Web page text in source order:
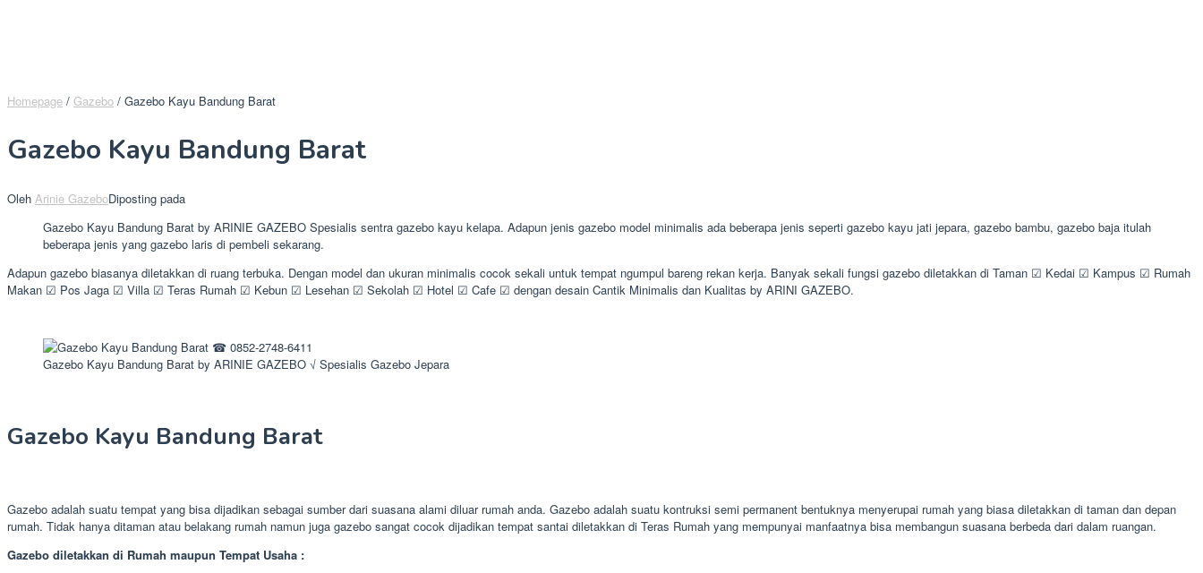
Homepage / Gazebo / Gazebo Kayu Bandung Barat
Gazebo Kayu Bandung Barat
Oleh Arinie GazeboDiposting pada
Gazebo Kayu Bandung Barat by ARINIE GAZEBO Spesialis sentra gazebo kayu kelapa. Adapun jenis gazebo model minimalis ada beberapa jenis seperti gazebo kayu jati jepara, gazebo bambu, gazebo baja itulah
beberapa jenis yang gazebo laris di pembeli sekarang.
Adapun gazebo biasanya diletakkan di ruang terbuka. Dengan model dan ukuran minimalis cocok sekali untuk tempat ngumpul bareng rekan kerja. Banyak sekali fungsi gazebo diletakkan di Taman ☑ Kedai ☑ Kampus ☑ Rumah
Makan ☑ Pos Jaga ☑ Villa ☑ Teras Rumah ☑ Kebun ☑ Lesehan ☑ Sekolah ☑ Hotel ☑ Cafe ☑ dengan desain Cantik Minimalis dan Kualitas by ARINI GAZEBO.
Gazebo Kayu Bandung Barat by ARINIE GAZEBO √ Spesialis Gazebo Jepara
Gazebo Kayu Bandung Barat
Gazebo adalah suatu tempat yang bisa dijadikan sebagai sumber dari suasana alami diluar rumah anda. Gazebo adalah suatu kontruksi semi permanent bentuknya menyerupai rumah yang biasa diletakkan di taman dan depan
rumah. Tidak hanya ditaman atau belakang rumah namun juga gazebo sangat cocok dijadikan tempat santai diletakkan di Teras Rumah yang mempunyai manfaatnya bisa membangun suasana berbeda dari dalam ruangan.
Gazebo diletakkan di Rumah maupun Tempat Usaha :